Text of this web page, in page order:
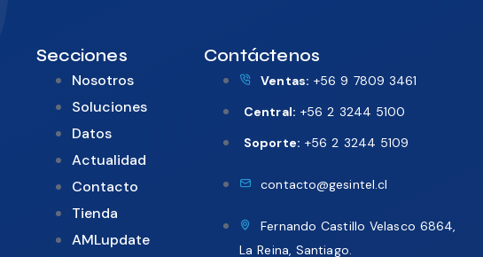
Secciones
Nosotros
Soluciones
Datos
Actualidad
Contacto
Tienda
AMLupdate
Contáctenos
Ventas: +56 9 7809 3461
Central: +56 2 3244 5100
Soporte: +56 2 3244 5109
contacto@gesintel.cl
Fernando Castillo Velasco 6864,
La Reina, Santiago.